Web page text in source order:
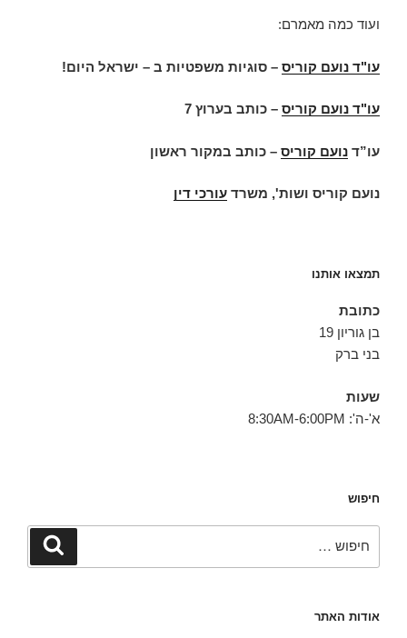
ועוד כמה מאמרם:
עו"ד נועם קוריס – סוגיות משפטיות ב – ישראל היום!
עו"ד נועם קוריס – כותב בערוץ 7
עו”ד נועם קוריס – כותב במקור ראשון
נועם קוריס ושות', משרד עורכי דין
תמצאו אותנו
כתובת
בן גוריון 19
בני ברק
שעות
א'-ה': 8:30AM-6:00PM
חיפוש
חיפוש
אודות האתר